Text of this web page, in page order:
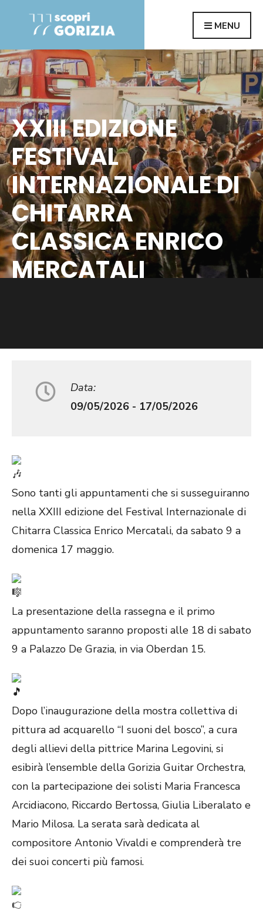
content
MENU
XXIII EDIZIONE
FESTIVAL
INTERNAZIONALE DI
CHITARRA
CLASSICA ENRICO
MERCATALI
Data:
09/05/2026 - 17/05/2026
Sono tanti gli appuntamenti che si susseguiranno
nella XXIII edizione del Festival Internazionale di
Chitarra Classica Enrico Mercatali, da sabato 9 a
domenica 17 maggio.
La presentazione della rassegna e il primo
appuntamento saranno proposti alle 18 di sabato
9 a Palazzo De Grazia, in via Oberdan 15.
Dopo l’inaugurazione della mostra collettiva di
pittura ad acquarello “I suoni del bosco”, a cura
degli allievi della pittrice Marina Legovini, si
esibirà l’ensemble della Gorizia Guitar Orchestra,
con la partecipazione dei solisti Maria Francesca
Arcidiacono, Riccardo Bertossa, Giulia Liberalato e
Mario Milosa. La serata sarà dedicata al
compositore Antonio Vivaldi e comprenderà tre
dei suoi concerti più famosi.
for: